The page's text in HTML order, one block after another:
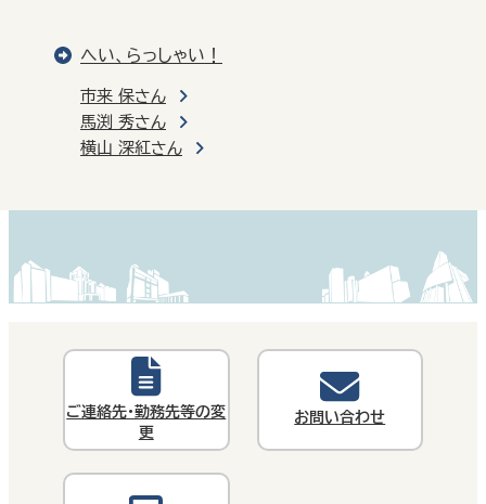
へい、らっしゃい！
市来 保さん
馬渕 秀さん
横山 深紅さん
ご連絡先・勤務先等の変
更
お問い合わせ